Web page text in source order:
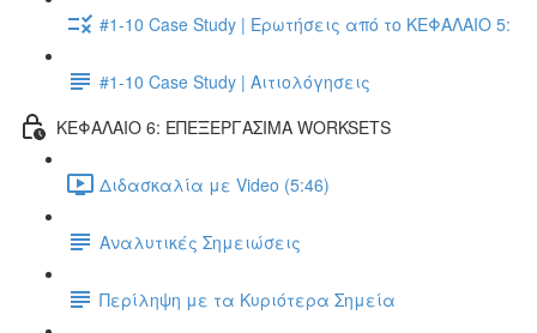
#1-10 Case Study | Ερωτήσεις από το ΚΕΦΑΛΑΙΟ 5:
#1-10 Case Study | Αιτιολόγησεις
ΚΕΦΑΛΑΙΟ 6: ΕΠΕΞΕΡΓΑΣΙΜΑ WORKSETS
Διδασκαλία με Video (5:46)
Αναλυτικές Σημειώσεις
Περίληψη με τα Κυριότερα Σημεία